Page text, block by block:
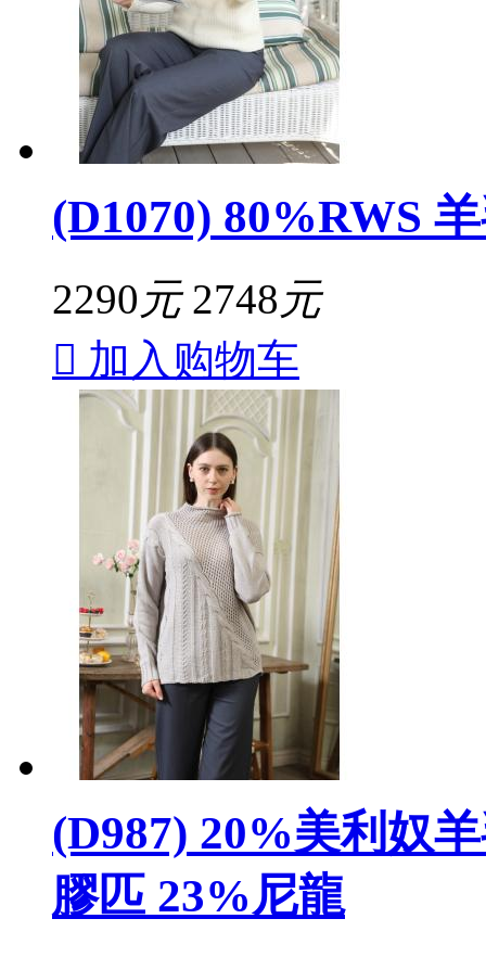
(D1070) 80%RWS
2290 元 2748 元
 加入购物车
(D987) 20%美利奴
膠匹 23%尼龍